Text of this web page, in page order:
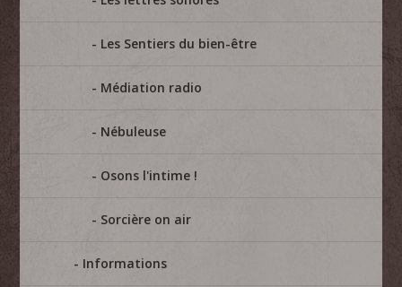
Les Sentiers du bien-être
Médiation radio
Nébuleuse
Osons l'intime !
Sorcière on air
Informations